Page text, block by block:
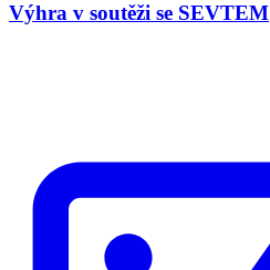
Výhra v soutěži se SEVTEM